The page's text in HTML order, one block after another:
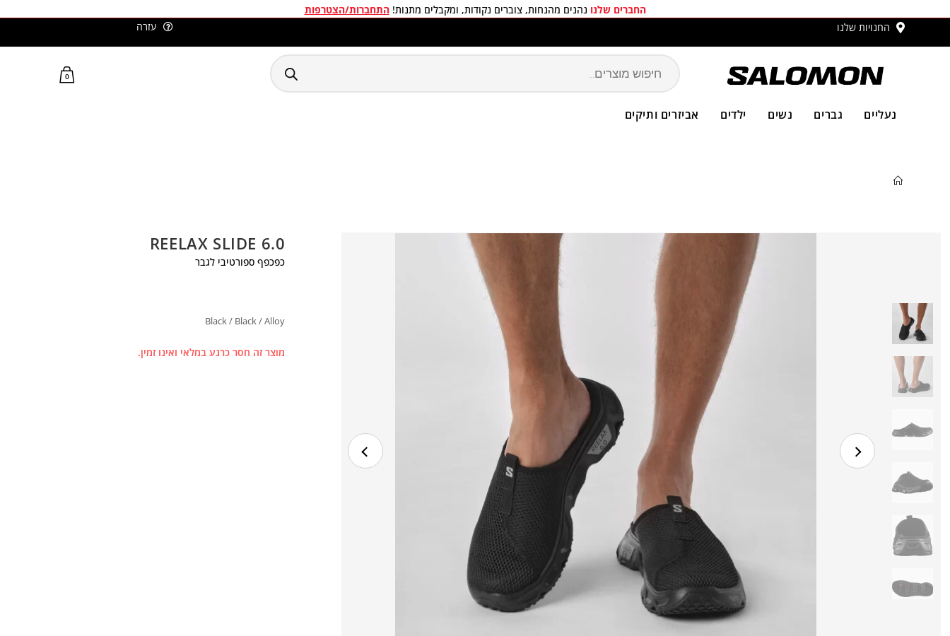
החברים שלנו נהנים מהנחות, צוברים נקודות, ומקבלים מתנות!התחברות/הצטרפות
החנויות שלנו
משלוחים חינם בכל קניה מעל 299 ₪
עזרה
נעליים גברים נשים ילדים אביזרים ותיקים
0
REELAX SLIDE 6.0
כפכפף ספורטיבי לגבר
Black / Black / Alloy
מוצר זה חסר כרגע במלאי ואינו זמין.